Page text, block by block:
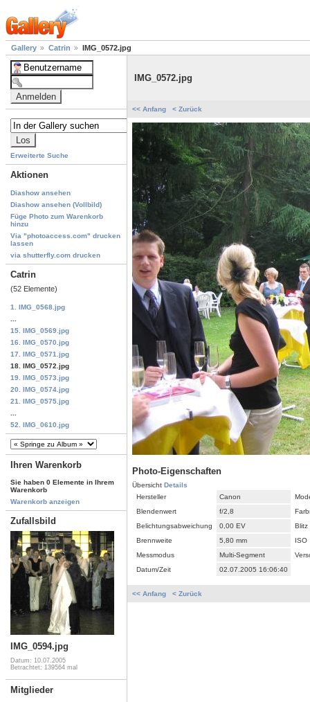
Gallery Catrin IMG_0572.jpg
Erweiterte Suche
Aktionen
Diashow ansehen
Diashow ansehen (Vollbild)
Füge Photo zum Warenkorb
hinzu
Via "photoaccess.com" drucken
lassen
via shutterfly.com drucken
Catrin
(52 Elemente)
1. IMG_0568.jpg
15. IMG_0569.jpg
16. IMG_0570.jpg
17. IMG_0571.jpg
18. IMG_0572.jpg
19. IMG_0573.jpg
20. IMG_0574.jpg
21. IMG_0575.jpg
52. IMG_0610.jpg
Ihren Warenkorb
Sie haben 0 Elemente in Ihrem
Warenkorb
Warenkorb anzeigen
Zufallsbild
IMG_0594.jpg
Datum: 10.07.2005
Betrachtet: 139564 mal
Mitglieder
IMG_0572.jpg
<< Anfang < Zurück
Photo-Eigenschaften
Übersicht Details
Hersteller
Canon
Blendenwert
f/2,8
Belichtungsabweichung
0,00 EV
Blitz
Brennweite
5,80 mm
ISO
Messmodus
Multi-Segment
Datum/Zeit
02.07.2005 16:06:40
<< Anfang < Zurück